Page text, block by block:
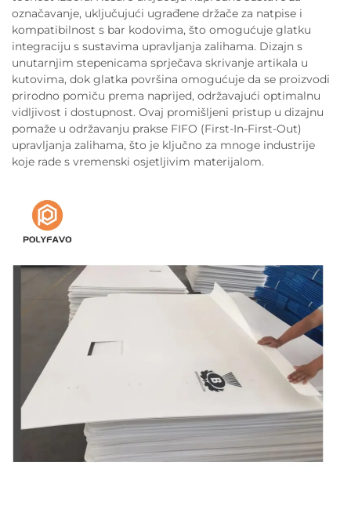
označavanje, uključujući ugrađene držače za natpise i
kompatibilnost s bar kodovima, što omogućuje glatku
integraciju s sustavima upravljanja zalihama. Dizajn s
unutarnjim stepenicama sprječava skrivanje artikala u
kutovima, dok glatka površina omogućuje da se proizvodi
prirodno pomiču prema naprijed, održavajući optimalnu
vidljivost i dostupnost. Ovaj promišljeni pristup u dizajnu
pomaže u održavanju prakse FIFO (First-In-First-Out)
upravljanja zalihama, što je ključno za mnoge industrije
koje rade s vremenski osjetljivim materijalom.